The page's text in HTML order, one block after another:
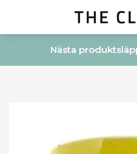
Nästa